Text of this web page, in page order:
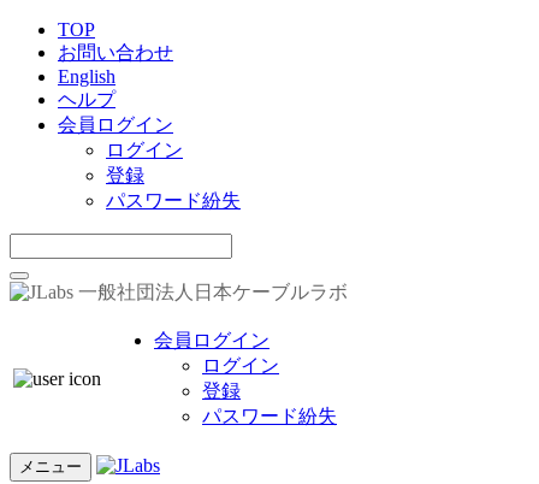
TOP
お問い合わせ
English
ヘルプ
会員ログイン
ログイン
登録
パスワード紛失
一般社団法人日本ケーブルラボ
会員ログイン
ログイン
登録
パスワード紛失
メニュー